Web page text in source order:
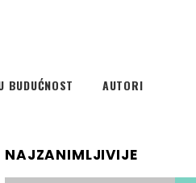
BUDUĆNOST AUTORI
NAJZANIMLJIVIJE